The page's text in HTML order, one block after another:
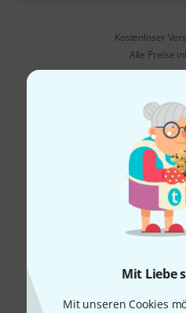
Mit Liebe
Mit unseren Cookies
Kostenloser
Alle Preise
Gefällt Ihnen,
Teilen